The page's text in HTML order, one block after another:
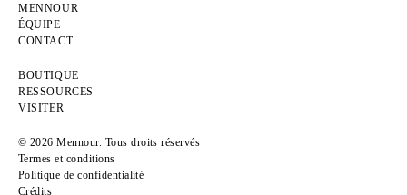
MENNOUR
ÉQUIPE
CONTACT
BOUTIQUE
RESSOURCES
VISITER
© 2026 Mennour. Tous droits réservés
Termes et conditions
Politique de confidentialité
Crédits